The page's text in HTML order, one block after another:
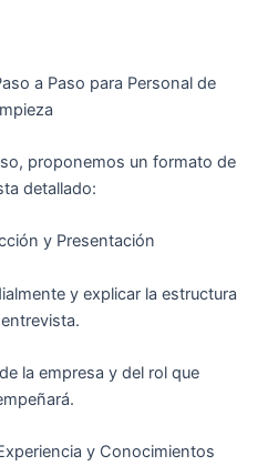
a Paso para Personal de
proponemos un formato de
detallado:
y Presentación
y explicar la estructura
la empresa y del rol que
y Conocimientos